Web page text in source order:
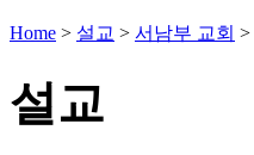
Home > 설교 > 서남부 교회 >
설교